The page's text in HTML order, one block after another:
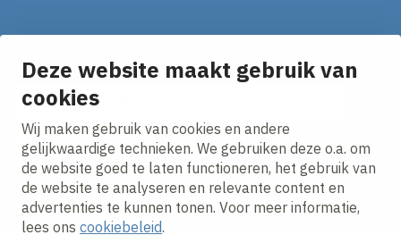
Deze website maakt gebruik van
cookies
Wij maken gebruik van cookies en andere
gelijkwaardige technieken. We gebruiken deze o.a. om
de website goed te laten functioneren, het gebruik van
de website te analyseren en relevante content en
advertenties te kunnen tonen. Voor meer informatie,
lees ons cookiebeleid.
Ontvang onze nieuws alerts in je mailbox!
E-mailadres
Ik ga akkoord met hetprivacy statement.